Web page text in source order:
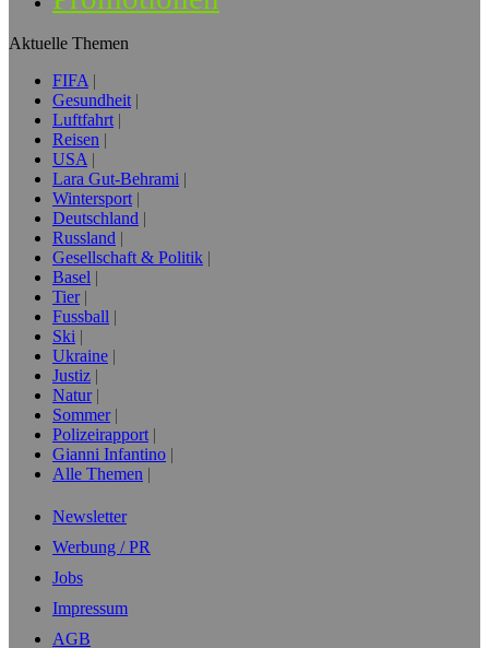
Aktuelle Themen
FIFA
Gesundheit
Luftfahrt
Reisen
USA
Lara Gut-Behrami
Wintersport
Deutschland
Russland
Gesellschaft & Politik
Basel
Tier
Fussball
Ski
Ukraine
Justiz
Natur
Sommer
Polizeirapport
Gianni Infantino
Alle Themen
Newsletter
Werbung / PR
Jobs
Impressum
AGB